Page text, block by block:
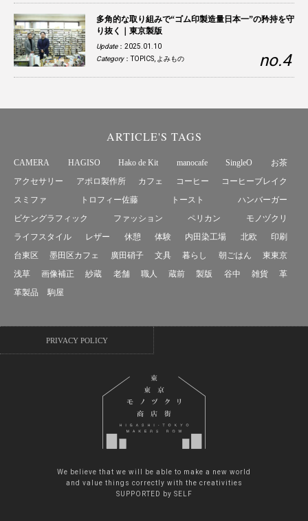
多角的な取り組みで“ゴム印製造量日本一”の矜持を守
り抜く｜東京製版
Update：2025.01.10
Category：TOPICS よみもの
ARTICLE'S TAGS
CAMERA HAGISO Hako de Kit manocafe SingleO
お茶
アクセサリー
アポロ製作所 カフェ コーヒー
コーヒーブレイク
スミファ
トロフィー佐藤 トースト
ハンバーガー
ビケングラフィック
ファッション ペリカン
モノヅクリ
ライフスタイル
レザー 休憩 体験 内田染工場 北欧
印刷
台東区
墨田区カフェ 廣田硝子 文具 暮らし 朝ごはん
東東京
浅草
画像補正 紗蔵 老舗 職人 蔵前 製版 谷中 雑貨
革
革製品
駒屋
PRIVACY POLICY
We believe that we will be able to make a new world
and value things correctly with the creativities
SUPPORTED by SELF